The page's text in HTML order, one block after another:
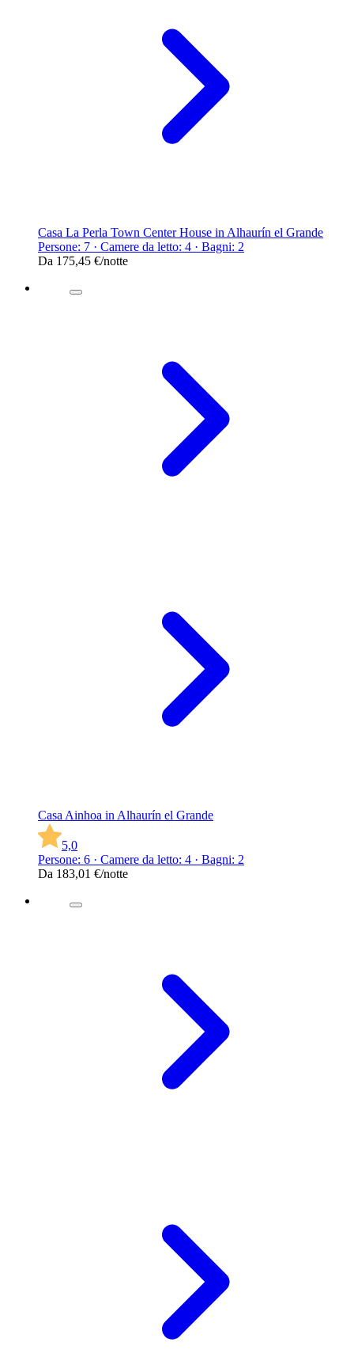
Casa La Perla Town Center House in Alhaurín el Grande
Persone: 7 · Camere da letto: 4 · Bagni: 2
Da 175,45 €/notte
Casa Ainhoa in Alhaurín el Grande
5,0
Persone: 6 · Camere da letto: 4 · Bagni: 2
Da 183,01 €/notte